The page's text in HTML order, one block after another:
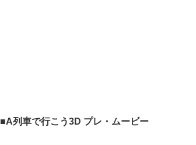
■A列車で行こう3D プレ・ムービー